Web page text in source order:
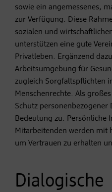
sowie ein angemessenes,
zur Verfügung. Diese
sozialen und
unterstützen eine gute
Privatleben. Ergänzend
Arbeitsumgebung für
zugleich Sorgfaltspflichten
Menschenrechte. Als
Schutz personenbezogener
Bedeutung zu. Persönliche
Mitarbeitenden werden mit
um Vertrauen zu erhalten
Dialogische